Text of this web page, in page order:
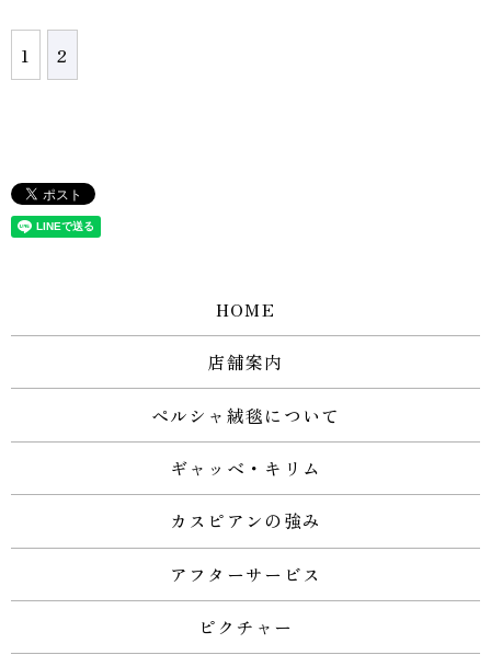
1 2
HOME
店舗案内
ペルシャ絨毯について
ギャッベ・キリム
カスピアンの強み
アフターサービス
ピクチャー